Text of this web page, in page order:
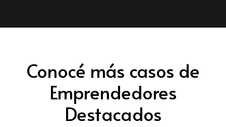
Conocé más casos de
Emprendedores
Destacados